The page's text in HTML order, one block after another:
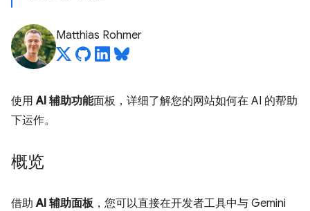
Matthias Rohmer
使用AI 辅助功能面板，详细了解您的网站如何在 AI 的帮助
下运作。
概览
借助AI 辅助面板，您可以直接在开发者工具中与 Gemini